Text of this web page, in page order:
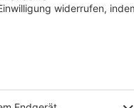
genau
wie kleinere